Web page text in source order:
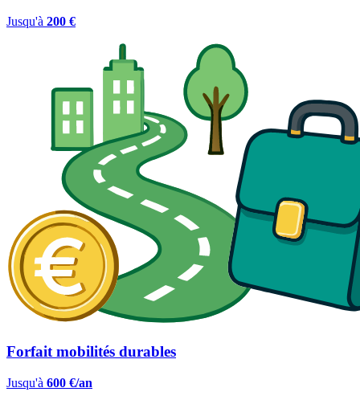
Jusqu'à 200 €
Forfait mobilités durables
Jusqu'à 600 €/an